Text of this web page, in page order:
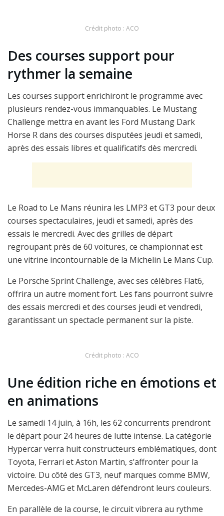
Crédit photo : ACO
Des courses support pour
rythmer la semaine
Les courses support enrichiront le programme avec
plusieurs rendez-vous immanquables. Le Mustang
Challenge mettra en avant les Ford Mustang Dark
Horse R dans des courses disputées jeudi et samedi,
après des essais libres et qualificatifs dès mercredi.
Le Road to Le Mans réunira les LMP3 et GT3 pour deux
courses spectaculaires, jeudi et samedi, après des
essais le mercredi. Avec des grilles de départ
regroupant près de 60 voitures, ce championnat est
une vitrine incontournable de la Michelin Le Mans Cup.
Le Porsche Sprint Challenge, avec ses célèbres Flat6,
offrira un autre moment fort. Les fans pourront suivre
des essais mercredi et des courses jeudi et vendredi,
garantissant un spectacle permanent sur la piste.
Crédit photo : ACO
Une édition riche en émotions et
en animations
Le samedi 14 juin, à 16h, les 62 concurrents prendront
le départ pour 24 heures de lutte intense. La catégorie
Hypercar verra huit constructeurs emblématiques, dont
Toyota, Ferrari et Aston Martin, s’affronter pour la
victoire. Du côté des GT3, neuf marques comme BMW,
Mercedes-AMG et McLaren défendront leurs couleurs.
En parallèle de la course, le circuit vibrera au rythme